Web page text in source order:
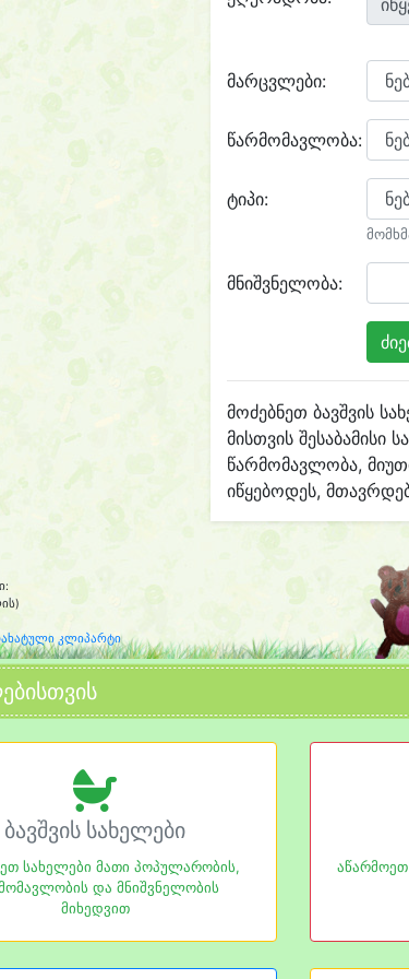
მარცვლები:
წარმომავლობა:
ტიპი:
მნიშვნელობა:
მოძებნეთ ბავშვის
მისთვის შესაბამისი
წარმომავლობა,
იწყებოდეს,
კლიპარტი
ბავშვის სახელები
სახელები მათი პოპულარობის,
და მნიშვნელობის
მიხედვით